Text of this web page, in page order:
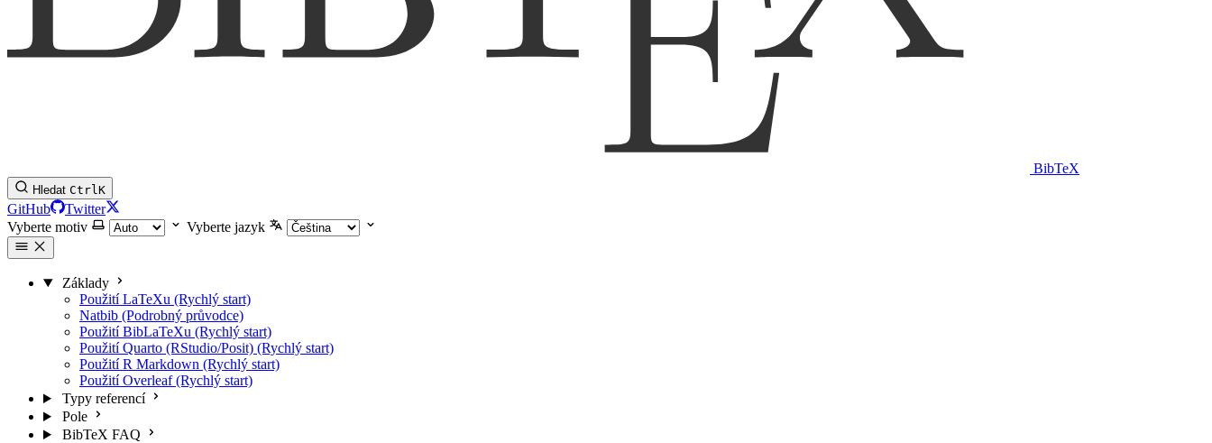
BibTeX
Hledat CtrlK
GitHub
Twitter
Vyberte motiv
Vyberte jazyk
Základy
Použití LaTeXu (Rychlý start)
Natbib (Podrobný průvodce)
Použití BibLaTeXu (Rychlý start)
Použití Quarto (RStudio/Posit) (Rychlý start)
Použití R Markdown (Rychlý start)
Použití Overleaf (Rychlý start)
Typy referencí
Pole
BibTeX FAQ